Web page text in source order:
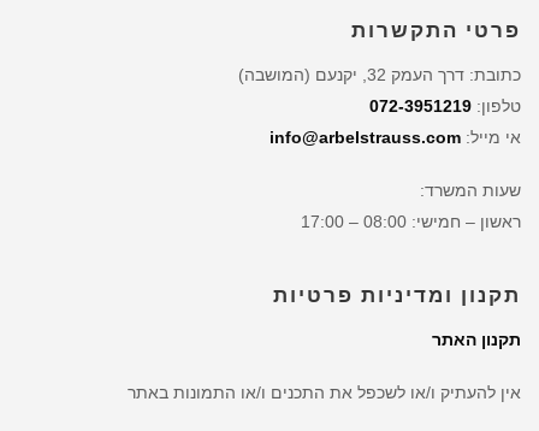
פרטי התקשרות
כתובת: דרך העמק 32, יקנעם (המושבה)
טלפון: 072-3951219
אי מייל: info@arbelstrauss.com
שעות המשרד:
ראשון – חמישי: 08:00 – 17:00
תקנון ומדיניות פרטיות
תקנון האתר
אין להעתיק ו/או לשכפל את התכנים ו/או התמונות באתר